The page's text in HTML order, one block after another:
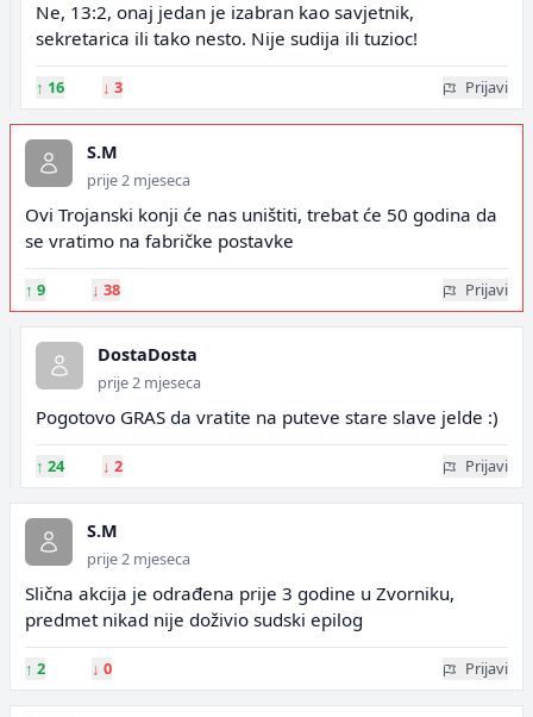
Ne, 13:2, onaj jedan je izabran kao savjetnik,
sekretarica ili tako nesto. Nije sudija ili tuzioc!
↑ 16 ↓ 3 Prijavi
S.M
prije 2 mjeseca
Ovi Trojanski konji će nas uništiti, trebat će 50 godina da
se vratimo na fabričke postavke
↑ 9 ↓ 38 Prijavi
DostaDosta
prije 2 mjeseca
Pogotovo GRAS da vratite na puteve stare slave jelde :)
↑ 24 ↓ 2 Prijavi
S.M
prije 2 mjeseca
Slična akcija je odrađena prije 3 godine u Zvorniku,
predmet nikad nije doživio sudski epilog
↑ 2 ↓ 0 Prijavi